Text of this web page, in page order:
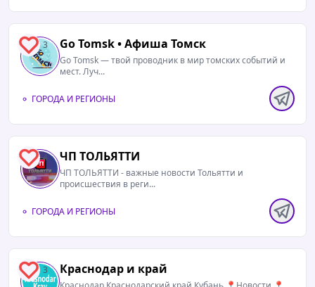
3 Go Tomsk • Афиша Томск
Go Tomsk — твой проводник в мир томских событий и
мест. Луч...
ГОРОДА И РЕГИОНЫ
4 ЧП ТОЛЬЯТТИ
ЧП ТОЛЬЯТТИ - важные новости Тольятти и
происшествия в реги...
ГОРОДА И РЕГИОНЫ
3 Краснодар и край